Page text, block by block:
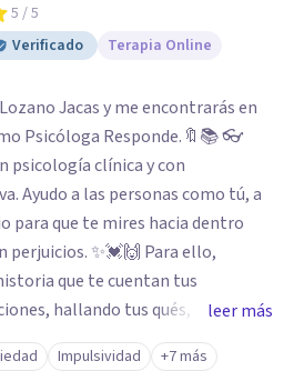
5 / 5
Verificado
Terapia Online
Jacas y me encontrarás en
Psicóloga Responde.🔖📚 👓
clínica y con
a
perjuicios. ✨💓🙌 Para ello,
qués, tus
leer más
Impulsividad +7 más